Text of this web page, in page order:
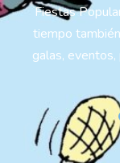
Fiestas
tiempo
galas,